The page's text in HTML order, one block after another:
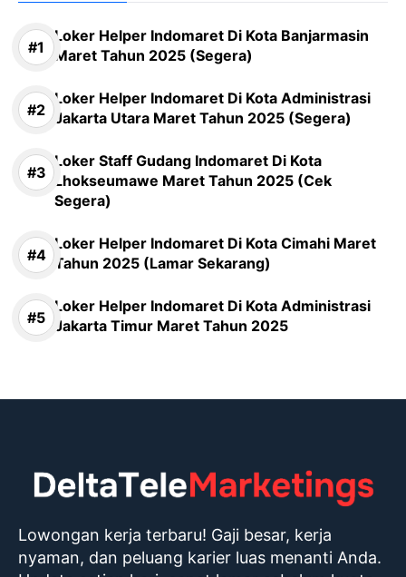
Loker Helper Indomaret Di Kota Banjarmasin
Maret Tahun 2025 (Segera)
Loker Helper Indomaret Di Kota Administrasi
Jakarta Utara Maret Tahun 2025 (Segera)
Loker Staff Gudang Indomaret Di Kota
Lhokseumawe Maret Tahun 2025 (Cek
Segera)
Loker Helper Indomaret Di Kota Cimahi Maret
Tahun 2025 (Lamar Sekarang)
Loker Helper Indomaret Di Kota Administrasi
Jakarta Timur Maret Tahun 2025
Lowongan kerja terbaru! Gaji besar, kerja
nyaman, dan peluang karier luas menanti Anda.